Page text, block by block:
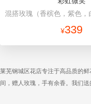
¥339
莱芜钢城区花店专注于高品质的
间，赠人玫瑰，手有余香。我们